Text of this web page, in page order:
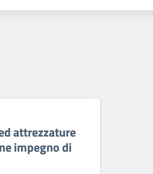
attrezzature
impegno di